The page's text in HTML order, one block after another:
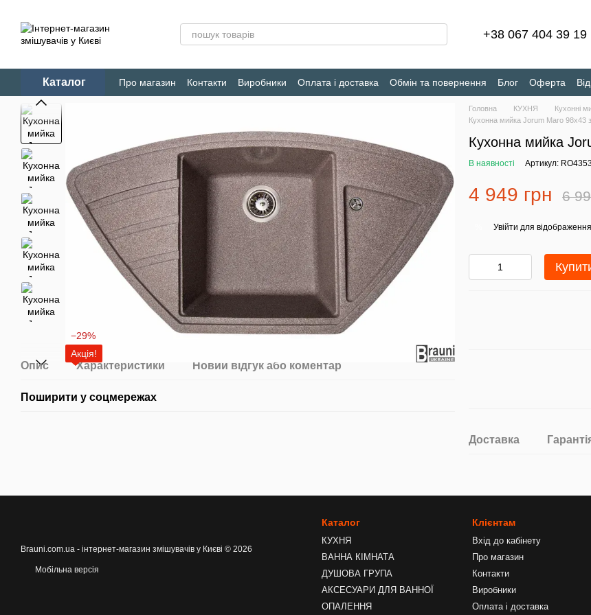
+38 067 404 39 19
Каталог Про магазин Контакти Виробники Оплата і доставка Обмін та повернення Блог Оферта
Конфіденційність
−29%
Акція!
Опис Характеристики Новий відгук або коментар
Поширити у соцмережах
Головна КУХНЯ Кухонні
Кухонна мийка Jorum Maro 98х43
Кухонна мийка
В наявності Артикул:
4 949 грн 6
Увійти для
Доставка
Brauni.com.ua - інтернет-магазин змішувачів у Києві © 2026
Мобільна версія
Каталог
КУХНЯ
ВАННА КІМНАТА
ДУШОВА ГРУПА
АКСЕСУАРИ ДЛЯ ВАННОЇ
ОПАЛЕННЯ
Клієнтам
Вхід до кабінету
Про магазин
Контакти
Виробники
Оплата і доставка